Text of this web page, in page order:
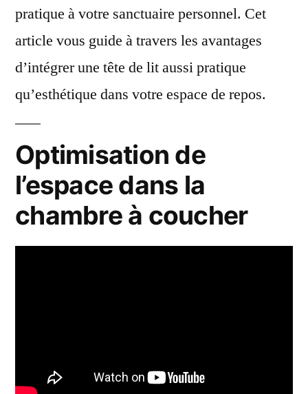
pratique à votre sanctuaire personnel. Cet
article vous guide à travers les avantages
d’intégrer une tête de lit aussi pratique
qu’esthétique dans votre espace de repos.
Optimisation de
l’espace dans la
chambre à coucher